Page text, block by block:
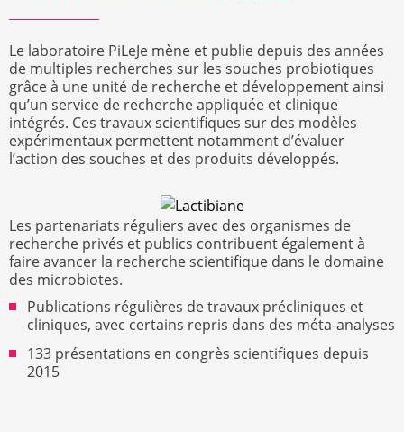
Le laboratoire PiLeJe mène et publie depuis des années
de multiples recherches sur les souches probiotiques
grâce à une unité de recherche et développement ainsi
qu’un service de recherche appliquée et clinique
intégrés. Ces travaux scientifiques sur des modèles
expérimentaux permettent notamment d’évaluer
l’action des souches et des produits développés.
Les partenariats réguliers avec des organismes de
recherche privés et publics contribuent également à
faire avancer la recherche scientifique dans le domaine
des microbiotes.
Publications régulières de travaux précliniques et
cliniques, avec certains repris dans des méta-analyses
133 présentations en congrès scientifiques depuis
2015